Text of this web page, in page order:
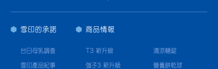
雪印的承諾
台日母乳調查
雪印產品紀事
商品情報
T3 新升級
強子3 新升級
清涼糖錠
營養餅乾球